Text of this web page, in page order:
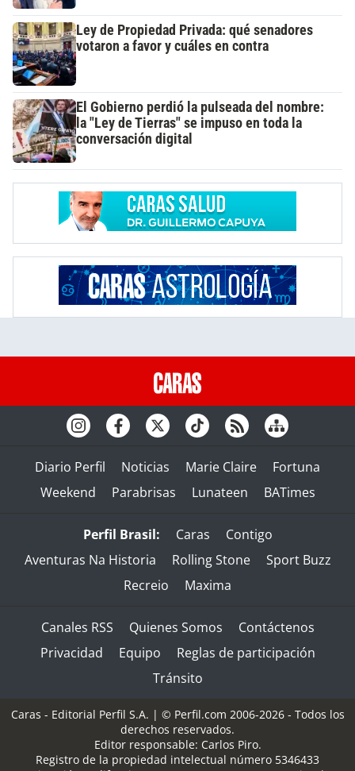
Ley de Propiedad Privada: qué senadores
votaron a favor y cuáles en contra
El Gobierno perdió la pulseada del nombre:
la "Ley de Tierras" se impuso en toda la
conversación digital
Diario Perfil Noticias Marie Claire
Fortuna
Weekend
Parabrisas Lunateen BATimes
Perfil Brasil: Caras
Contigo
Aventuras Na Historia
Rolling Stone
Sport Buzz
Recreio
Maxima
Canales RSS Quienes Somos
Contáctenos
Privacidad
Equipo
Reglas de participación
Tránsito
Caras - Editorial Perfil S.A. | © Perfil.com 2006-2026 - Todos los
derechos reservados.
Editor responsable: Carlos Piro.
Registro de la propiedad intelectual número 5346433